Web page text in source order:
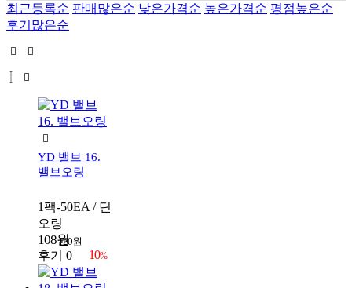
POSEIDON
INTOVA
ETC.
40ETC.
최근등록순 판매많은순 낮은가격순 높은가격순 평점높은순
후기많은순
YD 밸브 16.
밸브오링
1팩-50EA / 딘
오링
108원120원
10%
후기 0